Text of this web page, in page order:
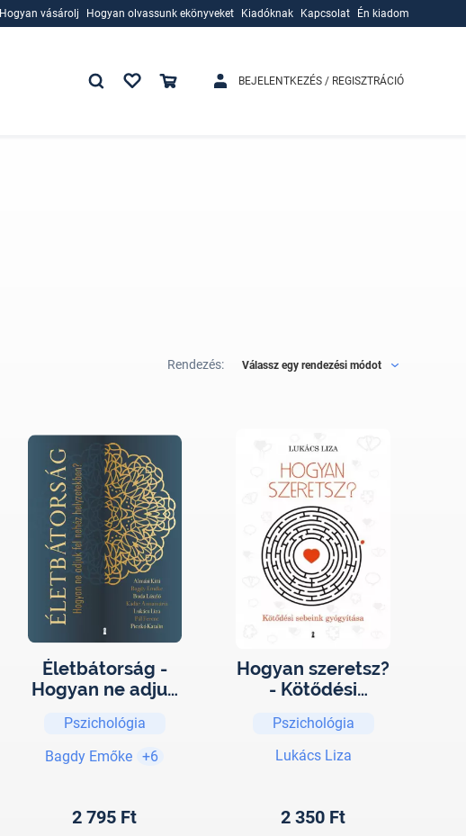
Hogyan vásárolj
Hogyan olvassunk ekönyveket
Kiadóknak
Kapcsolat Én kiadom
BEJELENTKEZÉS / REGISZTRÁCIÓ
Rendezés: Válassz egy rendezési módot
Életbátorság -
Hogyan ne adjuk
helyzetekben?
Pszichológia
Bagdy Emőke
+6
2 795 Ft
Hogyan szeretsz?
- Kötődési
gyógyítása
Pszichológia
Lukács Liza
2 350 Ft